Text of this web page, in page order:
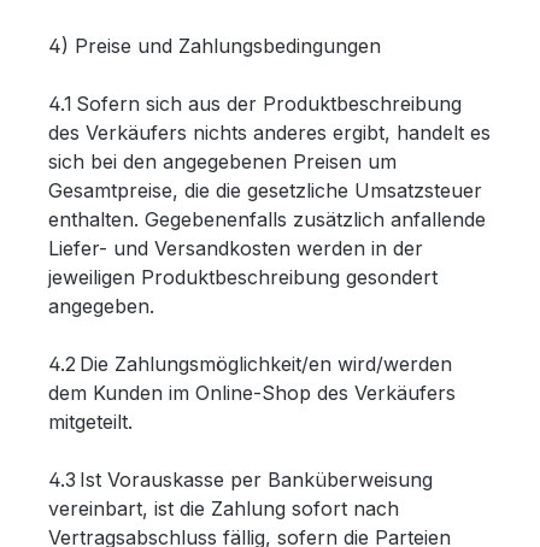
4) Preise und Zahlungsbedingungen
4.1 Sofern sich aus der Produktbeschreibung
des Verkäufers nichts anderes ergibt, handelt es
sich bei den angegebenen Preisen um
Gesamtpreise, die die gesetzliche Umsatzsteuer
enthalten. Gegebenenfalls zusätzlich anfallende
Liefer- und Versandkosten werden in der
jeweiligen Produktbeschreibung gesondert
angegeben.
4.2 Die Zahlungsmöglichkeit/en wird/werden
dem Kunden im Online-Shop des Verkäufers
mitgeteilt.
4.3 Ist Vorauskasse per Banküberweisung
vereinbart, ist die Zahlung sofort nach
Vertragsabschluss fällig, sofern die Parteien